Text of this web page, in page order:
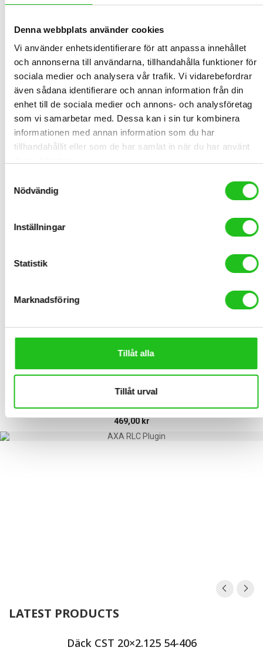
Denna webbplats använder cookies
Vi använder enhetsidentifierare för att anpassa innehållet
och annonserna till användarna, tillhandahålla funktioner för
sociala medier och analysera vår trafik. Vi vidarebefordrar
även sådana identifierare och annan information från din
enhet till de sociala medier och annons- och analysföretag
som vi samarbetar med. Dessa kan i sin tur kombinera
informationen med annan information som du har
tillhandahållit eller som de har samlat in när du har använt
Nödvändig
Inställningar
Statistik
Marknadsföring
Tillåt alla
Tillåt urval
Smart uppfällningsfunktion– gör att hållaren tar minimalt
Smidig lastning & bred kompatibilitet
Thule OutPace harrörliga cykelarmarmed justerbara, vridbara
huvuden och remmar, vilket gör att den passar en stor variation av
ramformer och storlekar. Du kan enkelt lasta allt från citycyklar till
mountainbikes utan problem – helt utan specialanpassningar.
Den kompakta designen gör OutPace till ett perfekt val för dig
Bor ilägenhet eller stadsmiljö
RELATED PRODUCTS
469,00 kr
LATEST PRODUCTS
Däck CST 20×2.125 54-406